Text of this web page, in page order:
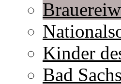
Kinder
Bad